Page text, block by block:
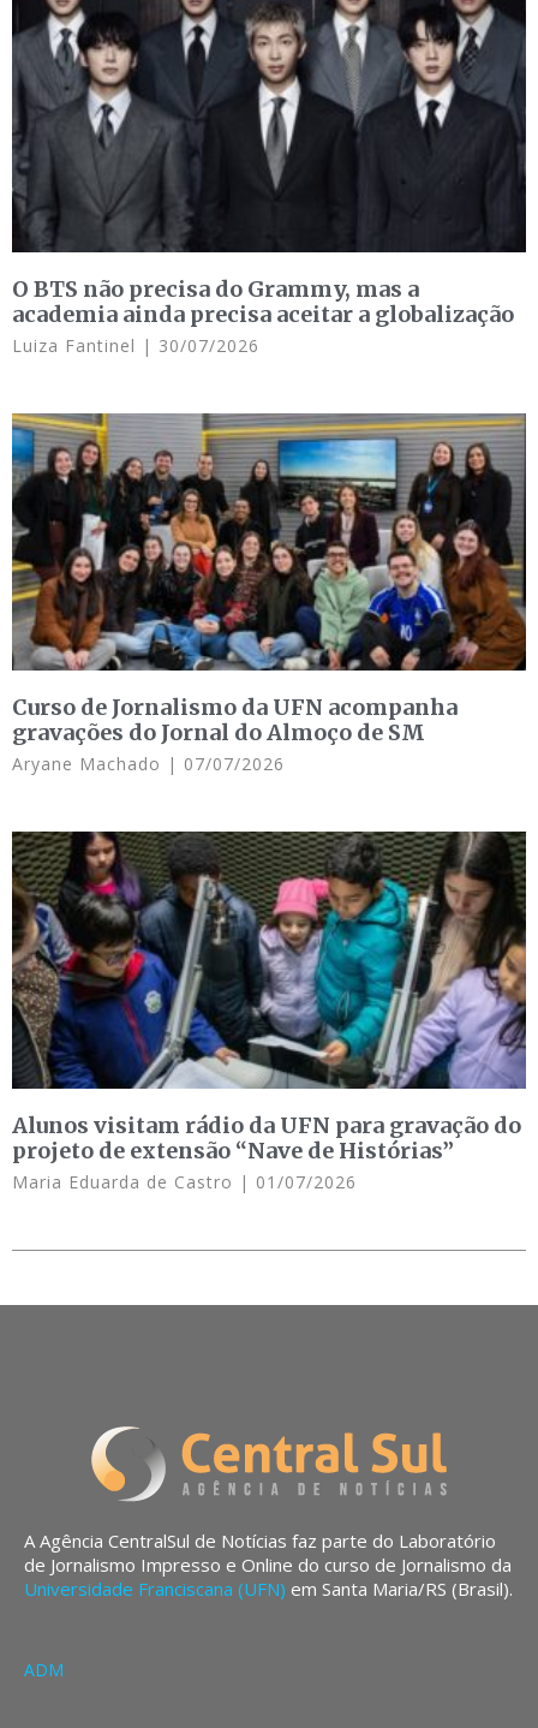
O BTS não precisa do Grammy, mas a
academia ainda precisa aceitar a globalização
Luiza Fantinel 30/07/2026
Curso de Jornalismo da UFN acompanha
gravações do Jornal do Almoço de SM
Aryane Machado 07/07/2026
Alunos visitam rádio da UFN para gravação do
projeto de extensão “Nave de Histórias”
Maria Eduarda de Castro 01/07/2026
A Agência CentralSul de Notícias faz parte do Laboratório
de Jornalismo Impresso e Online do curso de Jornalismo da
Universidade Franciscana (UFN) em Santa Maria/RS (Brasil).
ADM